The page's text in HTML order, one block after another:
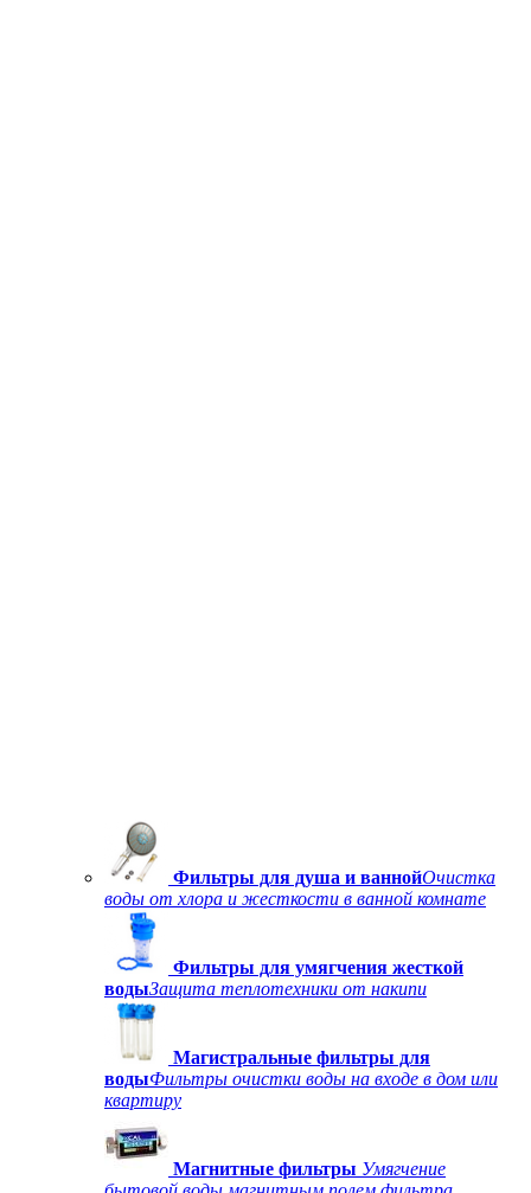
Фильтры для душа и ваннойОчистка
воды от хлора и жесткости в ванной комнате
Фильтры для умягчения жесткой
водыЗащита теплотехники от накипи
Магистральные фильтры для
водыФильтры очистки воды на входе в дом или
квартиру
Магнитные фильтры Умягчение